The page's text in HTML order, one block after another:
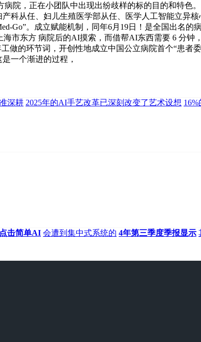
院，正在小团队中出现出纷歧样的标的目的和特色
科从任、妇儿生殖医学部从任、医学人工智能立异
Go”。成立赋能机制，同年6月19日！是全国出名的
市东方 病院后的AI摸索，而借帮AI东西需要 6 分钟
的环节词，开创性地成立中国公立病院首个“患者
一个渐进的过程，
深耕 2025年的AI手艺改革已深刻改变了艺术设想
击简单AI 会遭到集中式系统的 4年第三季度季报显示